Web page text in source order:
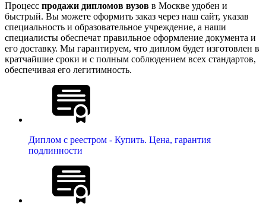
Процесс продажи дипломов вузов в Москве удобен и
быстрый. Вы можете оформить заказ через наш сайт, указав
специальность и образовательное учреждение, а наши
специалисты обеспечат правильное оформление документа и
его доставку. Мы гарантируем, что диплом будет изготовлен в
кратчайшие сроки и с полным соблюдением всех стандартов,
обеспечивая его легитимность.
Диплом с реестром - Купить. Цена, гарантия
подлинности